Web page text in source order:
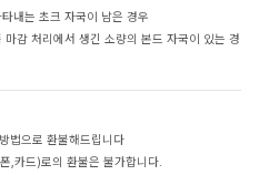
내는 초크 자국이 남은 경우
감 처리에서 생긴 소량의 본드 자국이 있는 경
법으로 환불해드립니다
,카드)로의 환불은 불가합니다.